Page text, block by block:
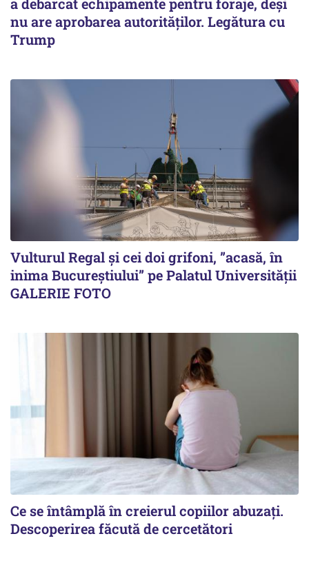
nu are aprobarea autorităților. Legătura cu
Trump
Vulturul Regal și cei doi grifoni, ”acasă, în
inima Bucureștiului” pe Palatul Universității
GALERIE FOTO
Ce se întâmplă în creierul copiilor abuzați.
Descoperirea făcută de cercetători